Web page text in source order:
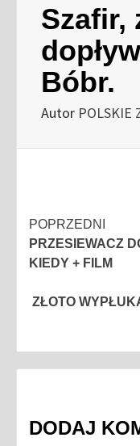
Szafir,
Bóbr.
Autor POLSKIE
Nawigacja
wpisu
POPRZEDNI
PRZESIEWACZ
KIEDY + FILM
ZŁOTO
DODAJ